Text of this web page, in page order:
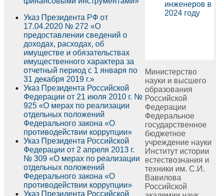
инженеров в
2024 году
Указ Президента РФ от
17.04.2020 № 272 «О
предоставлении сведений о
доходах, расходах, об
имуществе и обязательствах
имущественного характера за
отчетный период с 1 января по
31 декабря 2019 г.»
Указ Президента Российской
Федерации от 21 июля 2010 г. №
925 «О мерах по реализации
отдельных положений
Федерального закона «О
противодействии коррупции»
Указ Президента Российской
Федерации от 2 апреля 2013 г.
№ 309 «О мерах по реализации
отдельных положений
Федерального закона «О
противодействии коррупции»
Указ Президента Российской
Министерство
науки и высшего
образования
Российской
Федерации
Федеральное
государственное
бюджетное
учреждение науки
Институт истории
естествознания и
техники им. С.И.
Вавилова
Российской